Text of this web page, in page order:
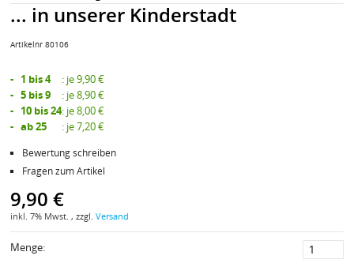
... in unserer Kinderstadt
Artikelnr 80106
- 1 bis 4 : je 9,90 €
- 5 bis 9
: je 8,90 €
- 10 bis 24: je 8,00 €
- ab 25
: je 7,20 €
Bewertung schreiben
Fragen zum Artikel
9,90 €
inkl. 7% Mwst. , zzgl. Versand
Menge: